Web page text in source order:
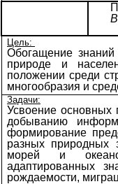
Цель:
Обогащение
природе и
положении среди
многообразия и
Задачи:
Усвоение основных
добыванию
формирование
разных природных
морей и
адаптированных
рождаемости,